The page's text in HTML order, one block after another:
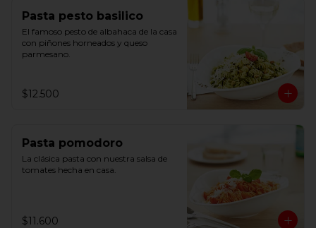
Pasta pesto basilico
El famoso pesto de albahaca de la casa
con piñones horneados y queso
parmesano.
$12.500
Pasta pomodoro
La clásica pasta con nuestra salsa de
tomates hecha en casa.
$11.600